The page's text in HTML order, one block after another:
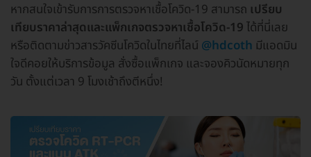
หากสนใจเข้ารับการการตรวจหาเชื้อโควิด-19 สามารถ เปรียบ
เทียบราคาล่าสุดและแพ็กเกจตรวจหาเชื้อโควิด-19ได้ที่นี่เลย
หรือติดตามข่าวสารวัคซีนโควิดในไทยที่ไลน์ @hdcoth มีแอดมิน
ใจดีคอยให้บริการข้อมูล สั่งซื้อแพ็กเกจ และจองคิวนัดหมายทุก
วัน ตั้งแต่เวลา 9 โมงเช้าถึงตีหนึ่ง!